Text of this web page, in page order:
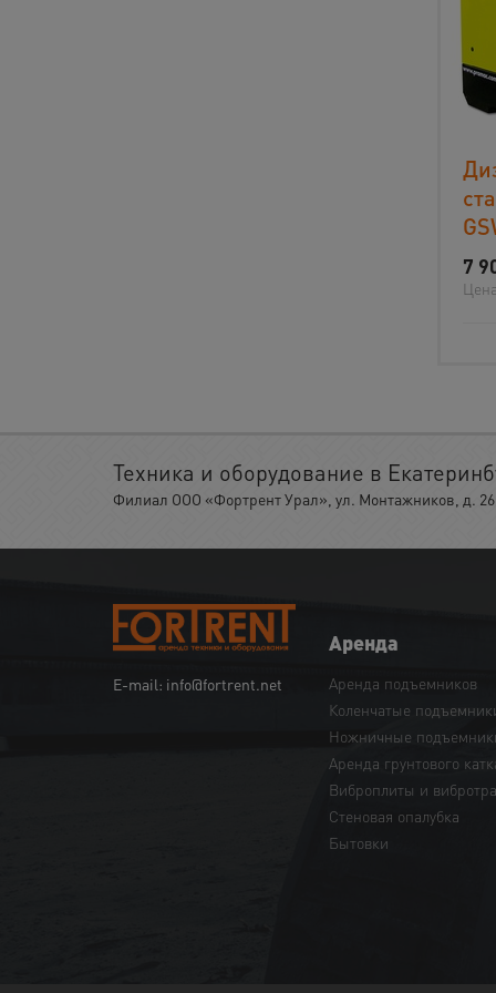
7
Техника и оборудование в
Филиал ООО «Фортрент Урал», ул. Монтажников, д.
E-mail: info@fortrent.net
Аренда
Аренда подъемников
Коленчатые
Ножничные
Аренда грунтового
Виброплиты и
Cтеновая опалубка
Бытовки